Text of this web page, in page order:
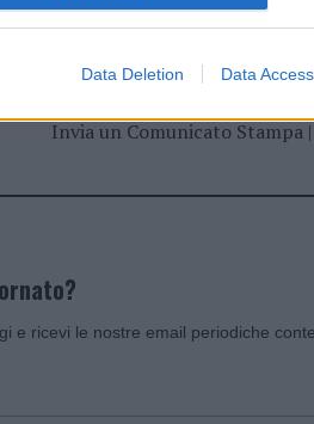
Data Deletion Data Access
Invia un Comunicato Stampa|
e ricevi le nostre email periodiche